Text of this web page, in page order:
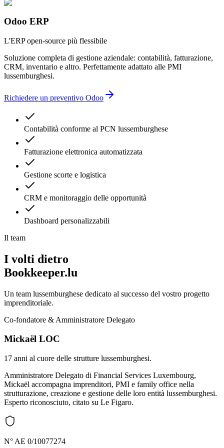
più fornitori
errori contabili
Odoo ERP
L'ERP open-source più flessibile
Soluzione completa di gestione aziendale: contabilità, fatturazione,
CRM, inventario e altro. Perfettamente adattato alle PMI
lussemburghesi.
Richiedere un preventivo Odoo
Contabilità conforme al PCN lussemburghese
Fatturazione elettronica automatizzata
Gestione scorte e logistica
CRM e monitoraggio delle opportunità
Dashboard personalizzabili
Il team
I volti dietro
Bookkeeper.lu
Un team lussemburghese dedicato al successo del vostro progetto
imprenditoriale.
Co-fondatore & Amministratore Delegato
Mickaël LOC
17 anni al cuore delle strutture lussemburghesi.
Amministratore Delegato di Financial Services Luxembourg,
Mickaël accompagna imprenditori, PMI e family office nella
strutturazione, creazione e gestione delle loro entità lussemburghesi.
Esperto riconosciuto, citato su Le Figaro.
N° AE 0/10077274